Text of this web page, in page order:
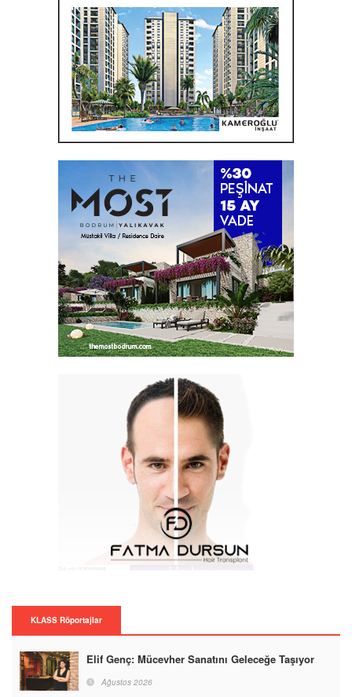
KLASS Röportajlar
Elif Genç: Mücevher Sanatını Geleceğe Taşıyor
Ağustos 2026